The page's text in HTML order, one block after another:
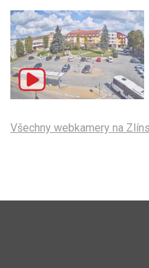
Všechny webkamery na